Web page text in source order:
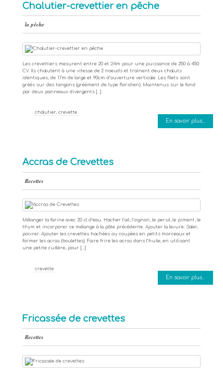
Chalutier-crevettier en pêche
la pêche
Les crevettiers mesurent entre 20 et 24m pour une puissance de 250 à 450
CV. Ils chalutent à une vitesse de 2 noeuds et traînent deux chaluts
identiques, de 17m de large et 90cm d’ouverture verticale. Les filets sont
gréés sur des tangons (gréément de type floridien). Maintenus sur le fond
par deux panneaux divergents […]
En savoir plus...
chalutier, crevette
Accras de Crevettes
Recettes
Mélanger la farine avec 20 cl d’eau. Hacher l’ail, l’oignon, le persil, le piment, le
thym et incorporer ce mélange à la pâte précédente. Ajouter la levure. Saler,
poivrer. Ajouter les crevettes hachées ou coupées en petits morceaux et
former les acras (boulettes). Faire frire les acras dans l’huile, en utilisant
une petite cuillère, pour […]
En savoir plus...
crevette
Fricassée de crevettes
Recettes